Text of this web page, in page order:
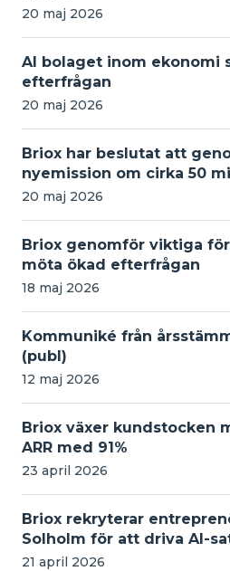
20 maj 2026
AI bolaget inom ekonomi
efterfrågan
20 maj 2026
Briox har beslutat att
nyemission om cirka 50
20 maj 2026
Briox genomför viktiga
möta ökad efterfrågan
18 maj 2026
Kommuniké från
(publ)
12 maj 2026
Briox växer kundstocken
ARR med 91%
23 april 2026
Briox rekryterar
Solholm för att driva AI-
21 april 2026